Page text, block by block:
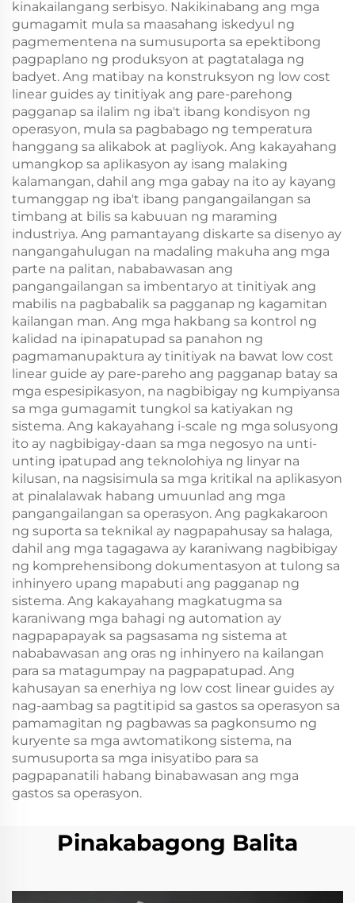
kinakailangang serbisyo. Nakikinabang ang mga
gumagamit mula sa maasahang iskedyul ng
pagmementena na sumusuporta sa epektibong
pagpaplano ng produksyon at pagtatalaga ng
badyet. Ang matibay na konstruksyon ng low cost
linear guides ay tinitiyak ang pare-parehong
pagganap sa ilalim ng iba't ibang kondisyon ng
operasyon, mula sa pagbabago ng temperatura
hanggang sa alikabok at pagliyok. Ang kakayahang
umangkop sa aplikasyon ay isang malaking
kalamangan, dahil ang mga gabay na ito ay kayang
tumanggap ng iba't ibang pangangailangan sa
timbang at bilis sa kabuuan ng maraming
industriya. Ang pamantayang diskarte sa disenyo ay
nangangahulugan na madaling makuha ang mga
parte na palitan, nababawasan ang
pangangailangan sa imbentaryo at tinitiyak ang
mabilis na pagbabalik sa pagganap ng kagamitan
kailangan man. Ang mga hakbang sa kontrol ng
kalidad na ipinapatupad sa panahon ng
pagmamanupaktura ay tinitiyak na bawat low cost
linear guide ay pare-pareho ang pagganap batay sa
mga espesipikasyon, na nagbibigay ng kumpiyansa
sa mga gumagamit tungkol sa katiyakan ng
sistema. Ang kakayahang i-scale ng mga solusyong
ito ay nagbibigay-daan sa mga negosyo na unti-
unting ipatupad ang teknolohiya ng linyar na
kilusan, na nagsisimula sa mga kritikal na aplikasyon
at pinalalawak habang umuunlad ang mga
pangangailangan sa operasyon. Ang pagkakaroon
ng suporta sa teknikal ay nagpapahusay sa halaga,
dahil ang mga tagagawa ay karaniwang nagbibigay
ng komprehensibong dokumentasyon at tulong sa
inhinyero upang mapabuti ang pagganap ng
sistema. Ang kakayahang magkatugma sa
karaniwang mga bahagi ng automation ay
nagpapapayak sa pagsasama ng sistema at
nababawasan ang oras ng inhinyero na kailangan
para sa matagumpay na pagpapatupad. Ang
kahusayan sa enerhiya ng low cost linear guides ay
nag-aambag sa pagtitipid sa gastos sa operasyon sa
pamamagitan ng pagbawas sa pagkonsumo ng
kuryente sa mga awtomatikong sistema, na
sumusuporta sa mga inisyatibo para sa
pagpapanatili habang binabawasan ang mga
gastos sa operasyon.
Pinakabagong Balita